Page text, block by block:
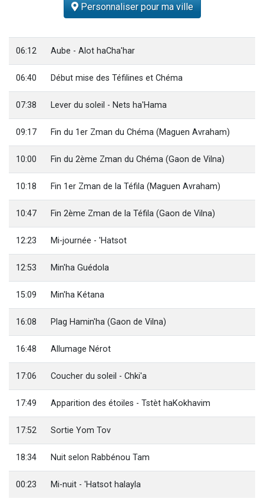
Il reste 49 places pour étudier en groupe sur Zoom
12 nouvelles musiques dans Torah-Box Music
Personnaliser pour ma ville
06:12 Aube - Alot haCha'har
06:40 Début mise des Téfilines et Chéma
07:38 Lever du soleil - Nets ha'Hama
09:17 Fin du 1er Zman du Chéma (Maguen Avraham)
10:00 Fin du 2ème Zman du Chéma (Gaon de Vilna)
10:18 Fin 1er Zman de la Téfila (Maguen Avraham)
10:47 Fin 2ème Zman de la Téfila (Gaon de Vilna)
12:23 Mi-journée - 'Hatsot
12:53 Min'ha Guédola
15:09 Min'ha Kétana
16:08 Plag Hamin'ha (Gaon de Vilna)
16:48 Allumage Nérot
17:06 Coucher du soleil - Chki'a
17:49 Apparition des étoiles - Tstèt haKokhavim
17:52 Sortie Yom Tov
18:34 Nuit selon Rabbénou Tam
00:23 Mi-nuit - 'Hatsot halayla